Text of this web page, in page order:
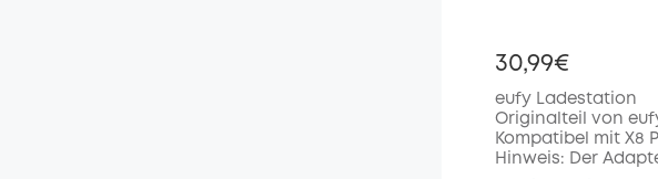
30,99€
eufy Ladestation
Originalteil von
Kompatibel mit X8
Hinweis: Der